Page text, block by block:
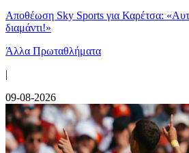
Αποθέωση Sky Sports για Καρέτσα:
διαμάντι!»
Άλλα Πρωταθλήματα
|
09-08-2026